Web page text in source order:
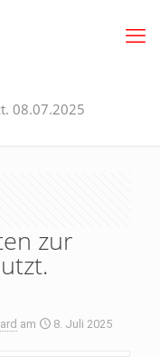
08.07.2025
zur
am 8. Juli 2025